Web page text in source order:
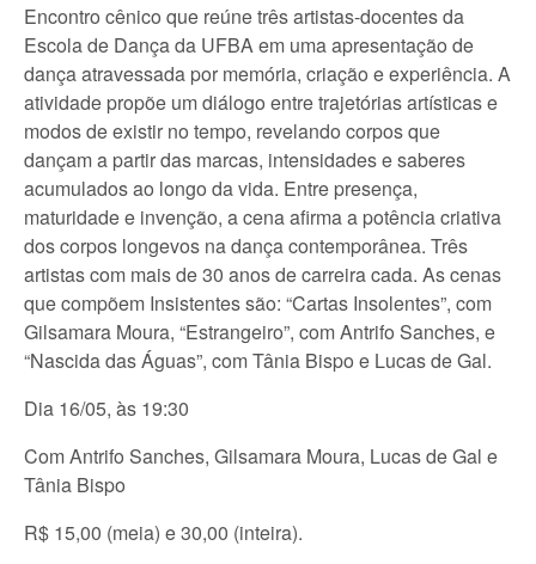
Encontro cênico que reúne três artistas-docentes da
Escola de Dança da UFBA em uma apresentação de
dança atravessada por memória, criação e experiência. A
atividade propõe um diálogo entre trajetórias artísticas e
modos de existir no tempo, revelando corpos que
dançam a partir das marcas, intensidades e saberes
acumulados ao longo da vida. Entre presença,
maturidade e invenção, a cena afirma a potência criativa
dos corpos longevos na dança contemporânea. Três
artistas com mais de 30 anos de carreira cada. As cenas
que compõem Insistentes são: “Cartas Insolentes”, com
Gilsamara Moura, “Estrangeiro”, com Antrifo Sanches, e
“Nascida das Águas”, com Tânia Bispo e Lucas de Gal.
Dia 16/05, às 19:30
Com Antrifo Sanches, Gilsamara Moura, Lucas de Gal e
Tânia Bispo
R$ 15,00 (meia) e 30,00 (inteira).